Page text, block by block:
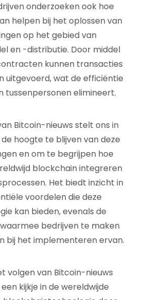
onderzoeken ook hoe
helpen bij het oplossen van
op het gebied van
en -distributie. Door middel
kunnen transacties
uitgevoerd, wat de efficiëntie
tussenpersonen elimineert.
Bitcoin-nieuws stelt ons in
hoogte te blijven van deze
en om te begrijpen hoe
blockchain integreren
Het biedt inzicht in
voordelen die deze
kan bieden, evenals de
bedrijven te maken
bij het implementeren ervan.
volgen van Bitcoin-nieuws
kijkje in de wereldwijde